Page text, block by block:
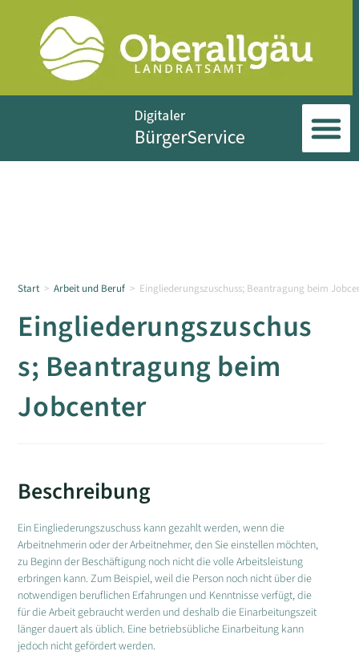
Start > Arbeit und Beruf > Eingliederungszuschuss; Beantragung beim
Eingliederungszuschus
s; Beantragung beim
Jobcenter
Beschreibung
Ein Eingliederungszuschuss kann gezahlt werden, wenn die
Arbeitnehmerin oder der Arbeitnehmer, den Sie einstellen möchten,
zu Beginn der Beschäftigung noch nicht die volle Arbeitsleistung
erbringen kann. Zum Beispiel, weil die Person noch nicht über die
notwendigen beruflichen Erfahrungen und Kenntnisse verfügt, die
für die Arbeit gebraucht werden und deshalb die Einarbeitungszeit
länger dauert als üblich. Eine betriebsübliche Einarbeitung kann
jedoch nicht gefördert werden.